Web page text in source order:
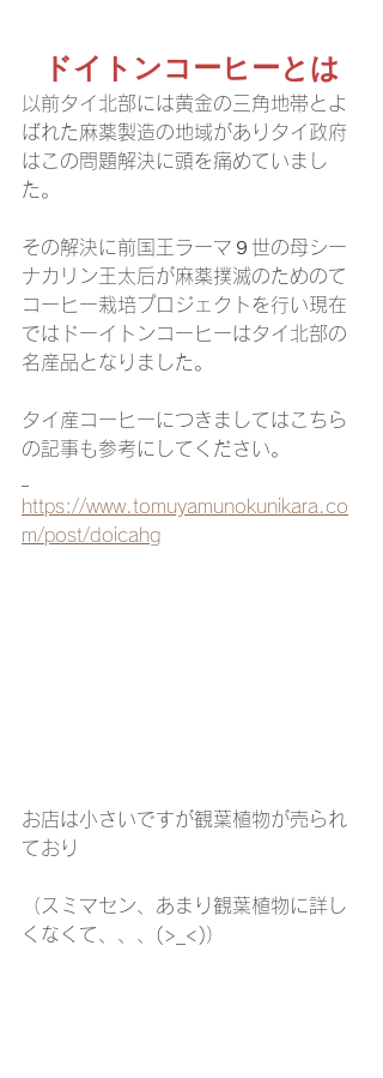
ドイトンコーヒーとは
以前タイ北部には黄金の三角地帯とよ
ばれた麻薬製造の地域がありタイ政府
はこの問題解決に頭を痛めていまし
た。
その解決に前国王ラーマ９世の母シー
ナカリン王太后が麻薬撲滅のためのて
コーヒー栽培プロジェクトを行い現在
ではドーイトンコーヒーはタイ北部の
名産品となりました。
タイ産コーヒーにつきましてはこちら
の記事も参考にしてください。
https://www.tomuyamunokunikara.co
m/post/doicahg
お店は小さいですが観葉植物が売られ
ており
（スミマセン、あまり観葉植物に詳し
くなくて、、、(>_<)）